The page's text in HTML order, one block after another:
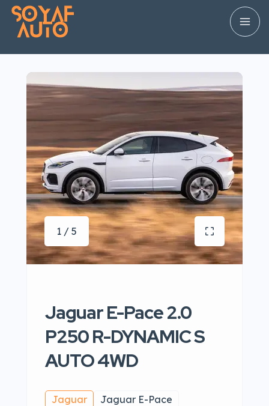
1 / 5
Jaguar E-Pace 2.0
P250 R-DYNAMIC S
AUTO 4WD
Jaguar Jaguar E-Pace